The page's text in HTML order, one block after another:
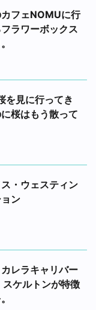
フェNOMUに行
ラワーボックス
見に行ってき
桜はもう散って
・ウェスティン
ン
レラキャリバー
ケルトンが特徴